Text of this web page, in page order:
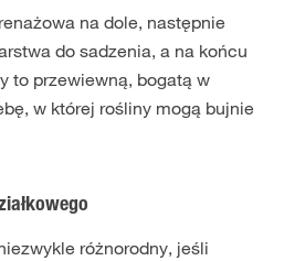
na dole, następnie
do sadzenia, a na końcu
to przewiewną, bogatą w
w której rośliny mogą bujnie
różnorodny, jeśli